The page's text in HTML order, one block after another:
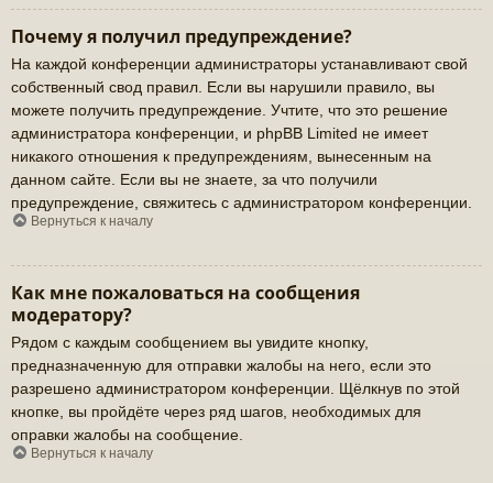
Почему я получил предупреждение?
На каждой конференции администраторы устанавливают свой
собственный свод правил. Если вы нарушили правило, вы
можете получить предупреждение. Учтите, что это решение
администратора конференции, и phpBB Limited не имеет
никакого отношения к предупреждениям, вынесенным на
данном сайте. Если вы не знаете, за что получили
предупреждение, свяжитесь с администратором конференции.
Вернуться к началу
Как мне пожаловаться на сообщения
модератору?
Рядом с каждым сообщением вы увидите кнопку,
предназначенную для отправки жалобы на него, если это
разрешено администратором конференции. Щёлкнув по этой
кнопке, вы пройдёте через ряд шагов, необходимых для
оправки жалобы на сообщение.
Вернуться к началу